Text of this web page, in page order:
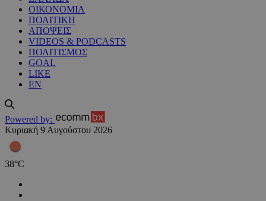
ΟΙΚΟΝΟΜΙΑ
ΠΟΛΙΤΙΚΗ
ΑΠΟΨΕΙΣ
VIDEOS & PODCASTS
ΠΟΛΙΤΙΣΜΟΣ
GOAL
LIKE
EN
Powered by:
Κυριακή 9 Αυγούστου 2026
38°C